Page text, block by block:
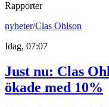
Rapporter
nyheter/Clas Ohlson
Idag, 07:07
Just nu: Clas
ökade med 10%